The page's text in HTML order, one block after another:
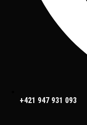
+421 947 931 093